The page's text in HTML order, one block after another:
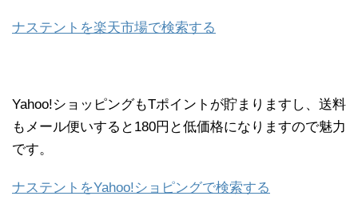
ナステントを楽天市場で検索する
Yahoo!ショッピングもTポイントが貯まりますし、送料
もメール便いすると180円と低価格になりますので魅力
です。
ナステントをYahoo!ショピングで検索する